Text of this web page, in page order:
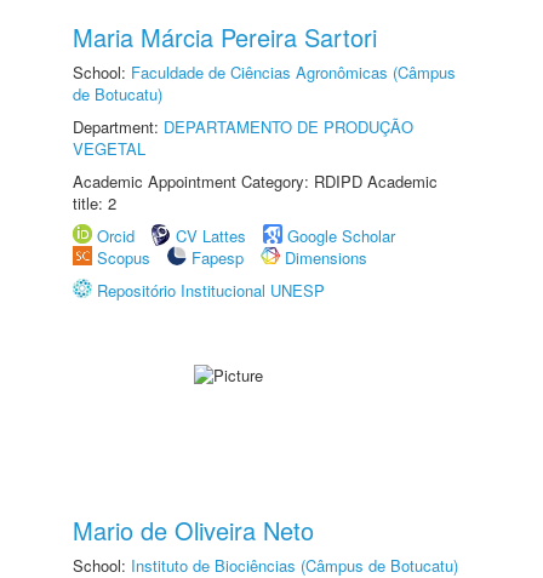
Maria Márcia Pereira Sartori
School: Faculdade de Ciências Agronômicas (Câmpus
de Botucatu)
Department: DEPARTAMENTO DE PRODUÇÃO
VEGETAL
Academic Appointment Category: RDIPD Academic
title: 2
Orcid
CV Lattes
Google Scholar
Scopus
Fapesp
Dimensions
Repositório Institucional UNESP
Mario de Oliveira Neto
School: Instituto de Biociências (Câmpus de Botucatu)